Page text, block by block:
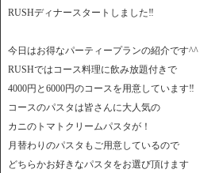
RUSHディナースタートしました‼︎
今日はお得なパーティープランの紹介です^^
RUSHではコース料理に飲み放題付きで
4000円と6000円のコースを用意しています‼︎
コースのパスタは皆さんに大人気の
カニのトマトクリームパスタが！
月替わりのパスタもご用意しているので
どちらかお好きなパスタをお選び頂けます